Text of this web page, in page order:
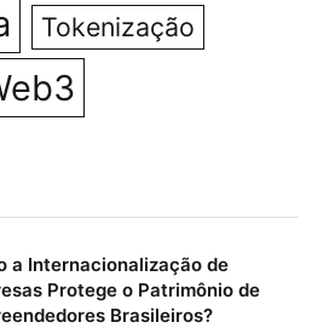
Tokenização
a Internacionalização de
Protege o Patrimônio de
Brasileiros?